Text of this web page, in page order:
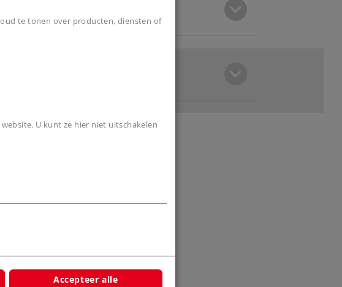
te tonen over producten, diensten of
U kunt ze hier niet uitschakelen
Accepteer alle